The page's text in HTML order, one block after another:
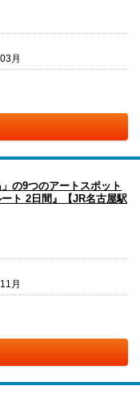
月
の9つのアートスポット
ト 2日間』【JR名古屋駅
月